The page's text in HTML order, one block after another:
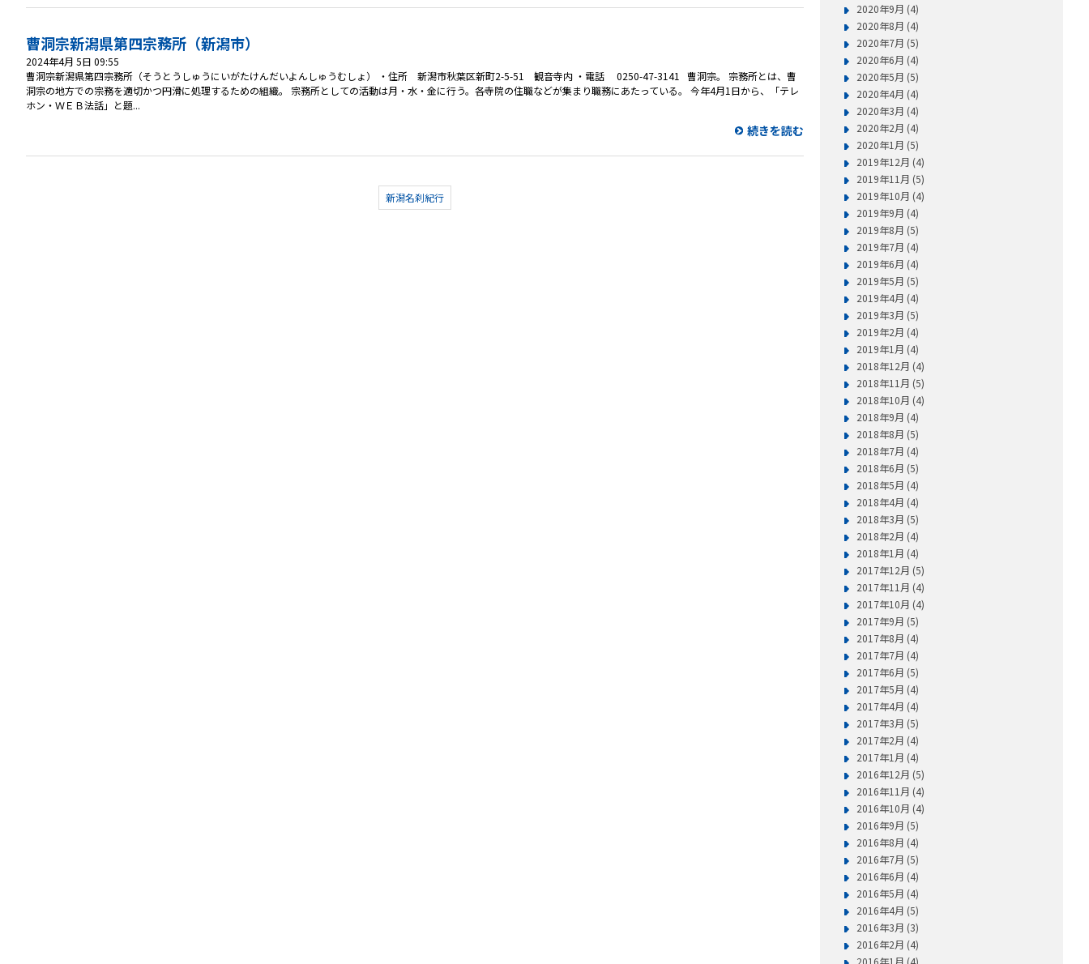
曹洞宗新潟県第四宗務所（新潟市）
2024年4月 5日 09:55
曹洞宗新潟県第四宗務所（そうとうしゅうにいがたけんだいよんしゅうむしょ） ・住所 新潟市秋葉区新町2-5-51 観音寺内 ・電話 0250-47-3141 曹洞宗。 宗務所とは、曹
洞宗の地方での宗務を適切かつ円滑に処理するための組織。 宗務所としての活動は月・水・金に行う。各寺院の住職などが集まり職務にあたっている。 今年4月1日から、「テレ
ホン・ＷＥＢ法話」と題...
続きを読む
新潟名刹紀行
2020年9月 (4)
2020年8月 (4)
2020年7月 (5)
2020年6月 (4)
2020年5月 (5)
2020年4月 (4)
2020年3月 (4)
2020年2月 (4)
2020年1月 (5)
2019年12月 (4)
2019年11月 (5)
2019年10月 (4)
2019年9月 (4)
2019年8月 (5)
2019年7月 (4)
2019年6月 (4)
2019年5月 (5)
2019年4月 (4)
2019年3月 (5)
2019年2月 (4)
2019年1月 (4)
2018年12月 (4)
2018年11月 (5)
2018年10月 (4)
2018年9月 (4)
2018年8月 (5)
2018年7月 (4)
2018年6月 (5)
2018年5月 (4)
2018年4月 (4)
2018年3月 (5)
2018年2月 (4)
2018年1月 (4)
2017年12月 (5)
2017年11月 (4)
2017年10月 (4)
2017年9月 (5)
2017年8月 (4)
2017年7月 (4)
2017年6月 (5)
2017年5月 (4)
2017年4月 (4)
2017年3月 (5)
2017年2月 (4)
2017年1月 (4)
2016年12月 (5)
2016年11月 (4)
2016年10月 (4)
2016年9月 (5)
2016年8月 (4)
2016年7月 (5)
2016年6月 (4)
2016年5月 (4)
2016年4月 (5)
2016年3月 (3)
2016年2月 (4)
2016年1月 (4)